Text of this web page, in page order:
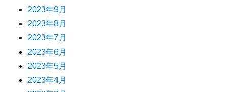
2023年9月
2023年8月
2023年7月
2023年6月
2023年5月
2023年4月